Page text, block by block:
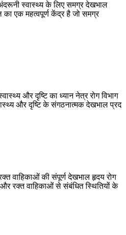
स्वास्थ्य के लिए समग्र देखभाल
का एक महत्वपूर्ण केंद्र है जो समग्र
और दृष्टि का ध्यान नेत्र रोग विभाग
और दृष्टि के संगठनात्मक देखभाल प्रद
वाहिकाओं की संपूर्ण देखभाल हृदय रोग
रक्त वाहिकाओं से संबंधित स्थितियों के